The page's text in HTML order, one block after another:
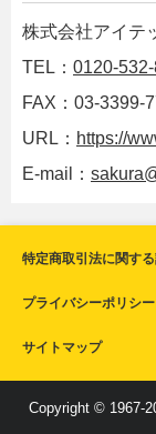
株式会社アイテ
TEL： 0120-
FAX：03-3399-
URL： https://
E-mail：
特定商取引法に関す
プライバシーポリシー
サイトマップ
Copyright © 1967-